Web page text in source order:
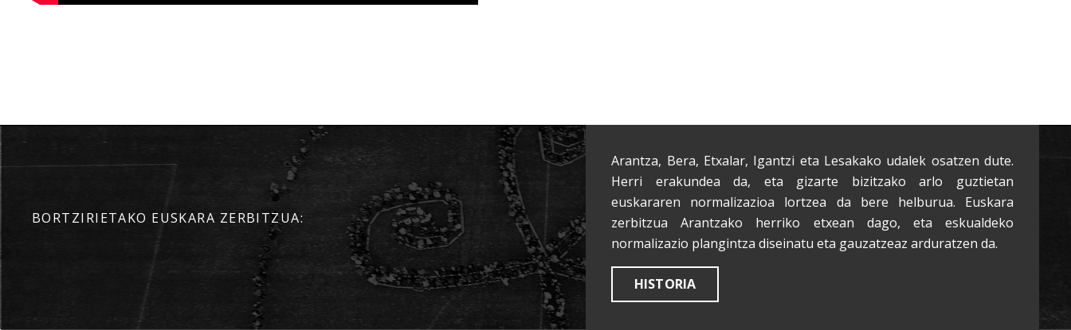
BORTZIRIETAKO EUSKARA ZERBITZUA:
Arantza, Bera, Etxalar, Igantzi eta Lesakako udalek osatzen dute.
Herri erakundea da, eta gizarte bizitzako arlo guztietan
euskararen normalizazioa lortzea da bere helburua. Euskara
zerbitzua Arantzako herriko etxean dago, eta eskualdeko
normalizazio plangintza diseinatu eta gauzatzeaz arduratzen da.
HISTORIA